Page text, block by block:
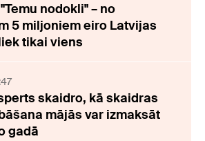
nodokli" – no
5 miljoniem eiro Latvijas
tikai viens
skaidro, kā skaidras
mājās var izmaksāt
gadā